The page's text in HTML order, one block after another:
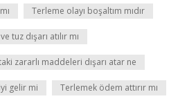
Terleme olayı boşaltım mıdır
tuz dışarı atılır mı
zararlı maddeleri dışarı atar ne
gelir mi Terlemek ödem attırır mı